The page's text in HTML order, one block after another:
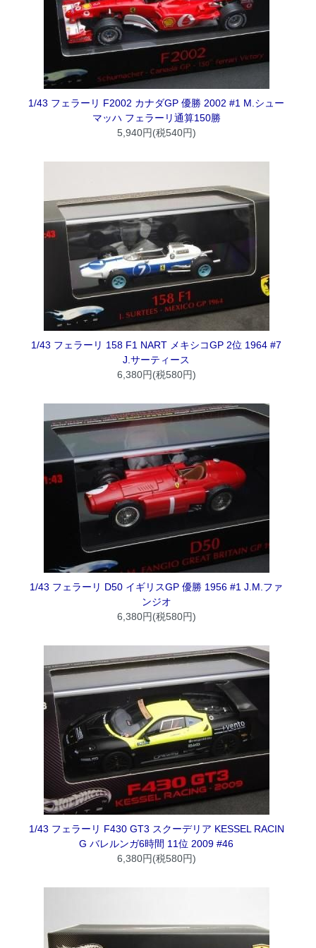
1/43 フェラーリ F2002 カナダGP 優勝 2002 #1 M.シュー
マッハ フェラーリ通算150勝
5,940円(税540円)
1/43 フェラーリ 158 F1 NART メキシコGP 2位 1964 #7
J.サーティース
6,380円(税580円)
1/43 フェラーリ D50 イギリスGP 優勝 1956 #1 J.M.ファ
ンジオ
6,380円(税580円)
1/43 フェラーリ F430 GT3 スクーデリア KESSEL RACIN
G バレルンガ6時間 11位 2009 #46
6,380円(税580円)